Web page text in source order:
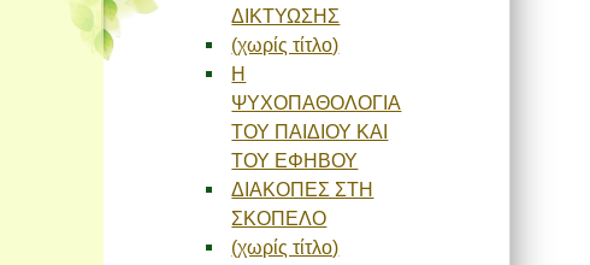
ΔΙΚΤΥΩΣΗΣ
(χωρίς τίτλο)
Η
ΨΥΧΟΠΑΘΟΛΟΓΙΑ
ΤΟΥ ΠΑΙΔΙΟΥ ΚΑΙ
ΤΟΥ ΕΦΗΒΟΥ
ΔΙΑΚΟΠΕΣ ΣΤΗ
ΣΚΟΠΕΛΟ
(χωρίς τίτλο)